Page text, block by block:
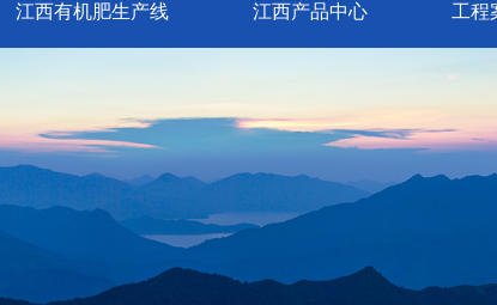
江西有机肥生产线 江西产品中心 工程